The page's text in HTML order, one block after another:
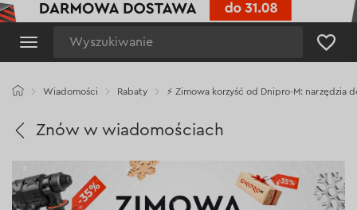
Wiadomości Rabaty ⚡ Zimowa korzyść od Dnipro-M: narzędzia
Znów w wiadomościach